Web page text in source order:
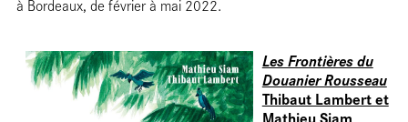
à Bordeaux, de février à mai 2022.
Les Frontières du
Douanier Rousseau
Thibaut Lambert et